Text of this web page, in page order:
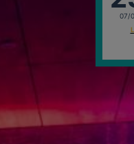
07/